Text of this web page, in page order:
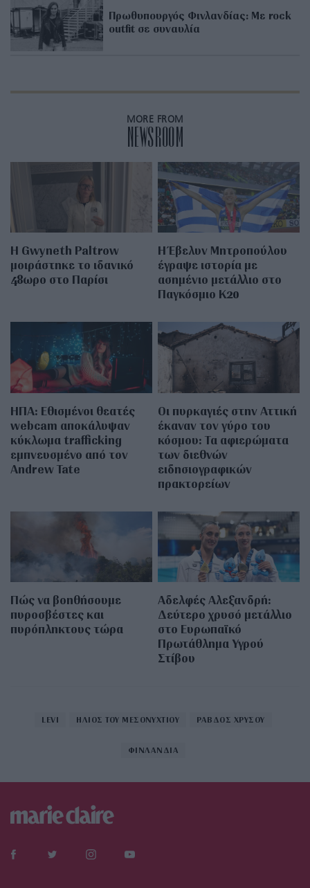
Πρωθυπουργός Φινλανδίας: Με rock
outfit σε συναυλία
MORE FROM
NEWSROOM
Η Gwyneth Paltrow
μοιράστηκε το ιδανικό
48ωρο στο Παρίσι
Η Έβελυν Μητροπούλου
έγραψε ιστορία με
ασημένιο μετάλλιο στο
Παγκόσμιο Κ20
ΗΠΑ: Εθισμένοι θεατές
webcam αποκάλυψαν
κύκλωμα trafficking
εμπνευσμένο από τον
Andrew Tate
Οι πυρκαγιές στην Αττική
έκαναν τον γύρο του
κόσμου: Τα αφιερώματα
των διεθνών
ειδησιογραφικών
πρακτορείων
Πώς να βοηθήσουμε
πυροσβέστες και
πυρόπληκτους τώρα
Αδελφές Αλεξανδρή:
Δεύτερο χρυσό μετάλλιο
στο Ευρωπαϊκό
Πρωτάθλημα Υγρού
Στίβου
LEVI ΗΛΙΟΣ ΤΟΥ ΜΕΣΟΝΥΧΤΙΟΥ ΡΑΒΔΟΣ ΧΡΥΣΟΥ
ΦΙΝΛΑΝΔΙΑ